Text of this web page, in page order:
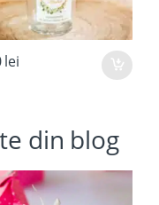
lei
din blog